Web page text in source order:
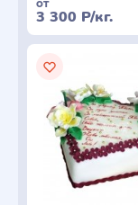
от
3 300 Р/кг.